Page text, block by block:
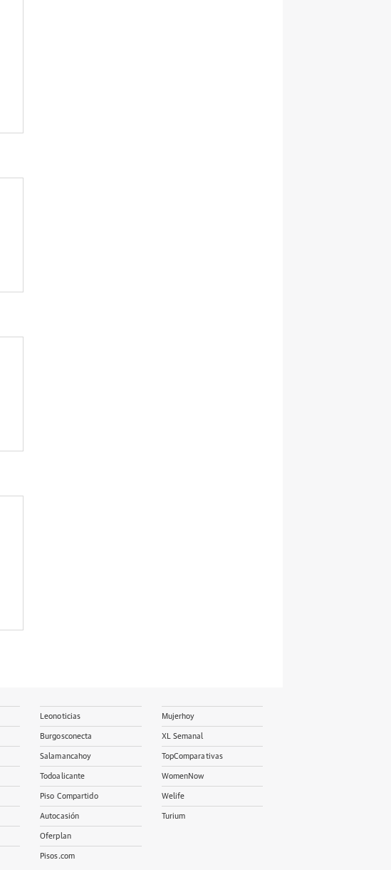
Leonoticias
Burgosconecta
Salamancahoy
Todoalicante
Piso Compartido
Autocasión
Oferplan
Pisos.com
Mujerhoy
XL Semanal
TopComparativas
WomenNow
Welife
Turium